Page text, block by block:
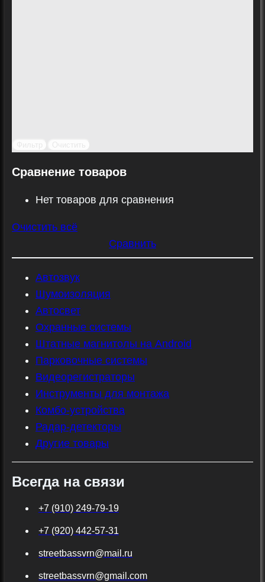
Сравнение товаров
Нет товаров для сравнения
Очистить всё
Сравнить
Автозвук
Шумоизоляция
Автосвет
Охранные системы
Штатные магнитолы на Android
Парковочные системы
Видеорегистраторы
Инструменты для монтажа
Комбо-устройства
Радар-детекторы
Другие товары
Всегда на связи
+7 (910) 249-79-19
+7 (920) 442-57-31
streetbassvrn@mail.ru
streetbassvrn@gmail.com